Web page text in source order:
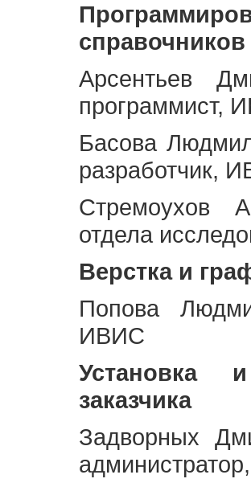
справочников
Арсентьев
программист,
Басова
разработчик,
Стремоухов
отдела
Верстка и
Попова
ИВИС
Установка
заказчика
Задворных